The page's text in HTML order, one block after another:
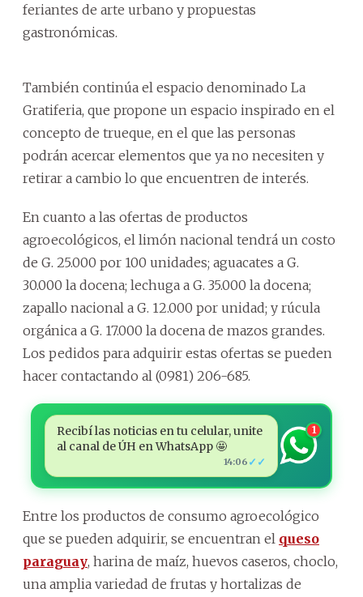
feriantes de arte urbano y propuestas
gastronómicas.
También continúa el espacio denominado La
Gratiferia, que propone un espacio inspirado en el
concepto de trueque, en el que las personas
podrán acercar elementos que ya no necesiten y
retirar a cambio lo que encuentren de interés.
En cuanto a las ofertas de productos
agroecológicos, el limón nacional tendrá un costo
de G. 25.000 por 100 unidades; aguacates a G.
30.000 la docena; lechuga a G. 35.000 la docena;
zapallo nacional a G. 12.000 por unidad; y rúcula
orgánica a G. 17.000 la docena de mazos grandes.
Los pedidos para adquirir estas ofertas se pueden
hacer contactando al (0981) 206-685.
Recibí las noticias en tu celular, unite
al canal de ÚH en WhatsApp 🤩
14:06 ✓✓
1
Entre los productos de consumo agroecológico
que se pueden adquirir, se encuentran el queso
paraguay, harina de maíz, huevos caseros, choclo,
una amplia variedad de frutas y hortalizas de